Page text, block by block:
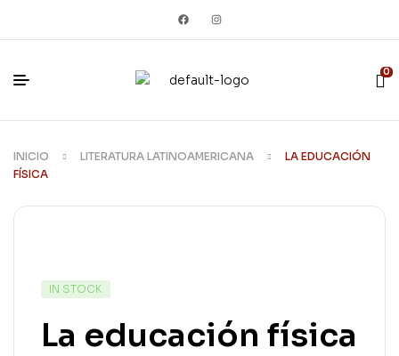
0
INICIO LITERATURA LATINOAMERICANA
LA EDUCACIÓN
FÍSICA
IN STOCK
La educación física